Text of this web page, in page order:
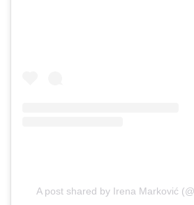
A post shared by Irena Marković